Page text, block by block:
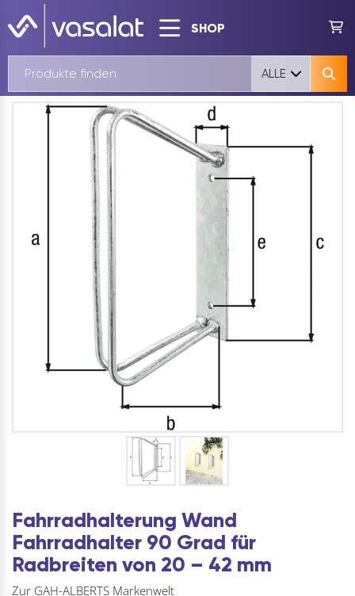
SHOP
ALLE
Fahrradhalterung Wand
Fahrradhalter 90 Grad für
Radbreiten von 20 – 42 mm
Zur GAH-ALBERTS Markenwelt